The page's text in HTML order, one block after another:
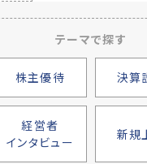
テーマで探す
株主優待 決算
経営者
インタビュー
新規